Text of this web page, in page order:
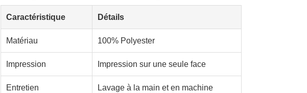
Caractéristique Détails
Matériau 100% Polyester
Impression Impression sur une seule face
Entretien Lavage à la main et en machine